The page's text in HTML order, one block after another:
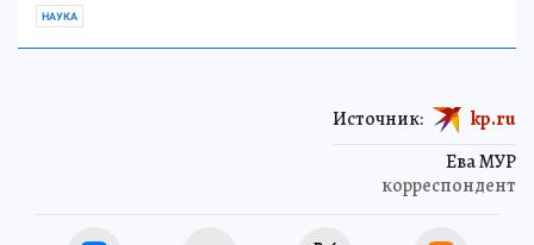
НАУКА
Ева МУР
корреспондент
Источник: kp.ru